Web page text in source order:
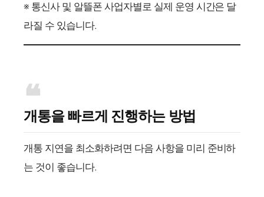
※ 통신사 및 알뜰폰 사업자별로 실제 운영 시간은 달
라질 수 있습니다.
개통을 빠르게 진행하는 방법
개통 지연을 최소화하려면 다음 사항을 미리 준비하
는 것이 좋습니다.